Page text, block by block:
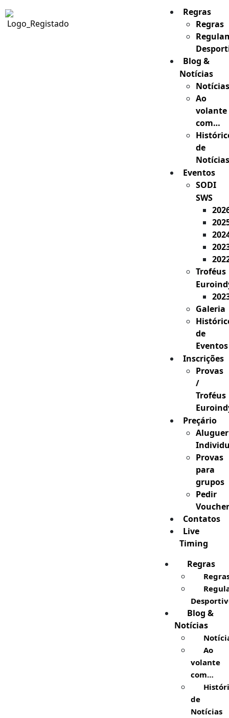
Regras
Regras
Blog &
Notícias
Notícias
Ao
volante
com…
de
Notícias
Eventos
SODI
SWS
Troféus
Galeria
de
Eventos
Inscrições
Provas
/
Troféus
Preçário
Aluguer
Provas
para
grupos
Pedir
Voucher
Contatos
Live
Timing
Regras
Blog &
Notícias
Ao
volante
com…
de
Notícias